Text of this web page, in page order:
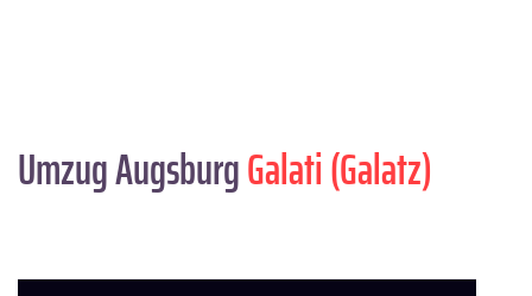
Umzug AugsburgGalati (Galatz)